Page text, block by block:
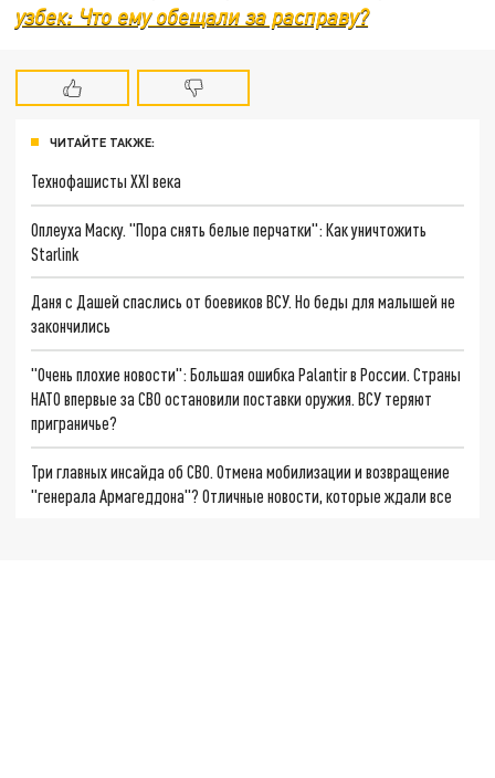
узбек: Что ему обещали за расправу?
ЧИТАЙТЕ ТАКЖЕ:
Технофашисты XXI века
Оплеуха Маску. "Пора снять белые перчатки": Как уничтожить
Starlink
Даня с Дашей спаслись от боевиков ВСУ. Но беды для малышей не
закончились
"Очень плохие новости": Большая ошибка Palantir в России. Страны
НАТО впервые за СВО остановили поставки оружия. ВСУ теряют
приграничье?
Три главных инсайда об СВО. Отмена мобилизации и возвращение
"генерала Армагеддона"? Отличные новости, которые ждали все